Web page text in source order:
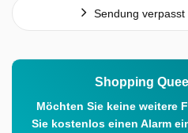
Sendung
Shopping
Möchten Sie keine weitere
Sie kostenlos einen Alarm